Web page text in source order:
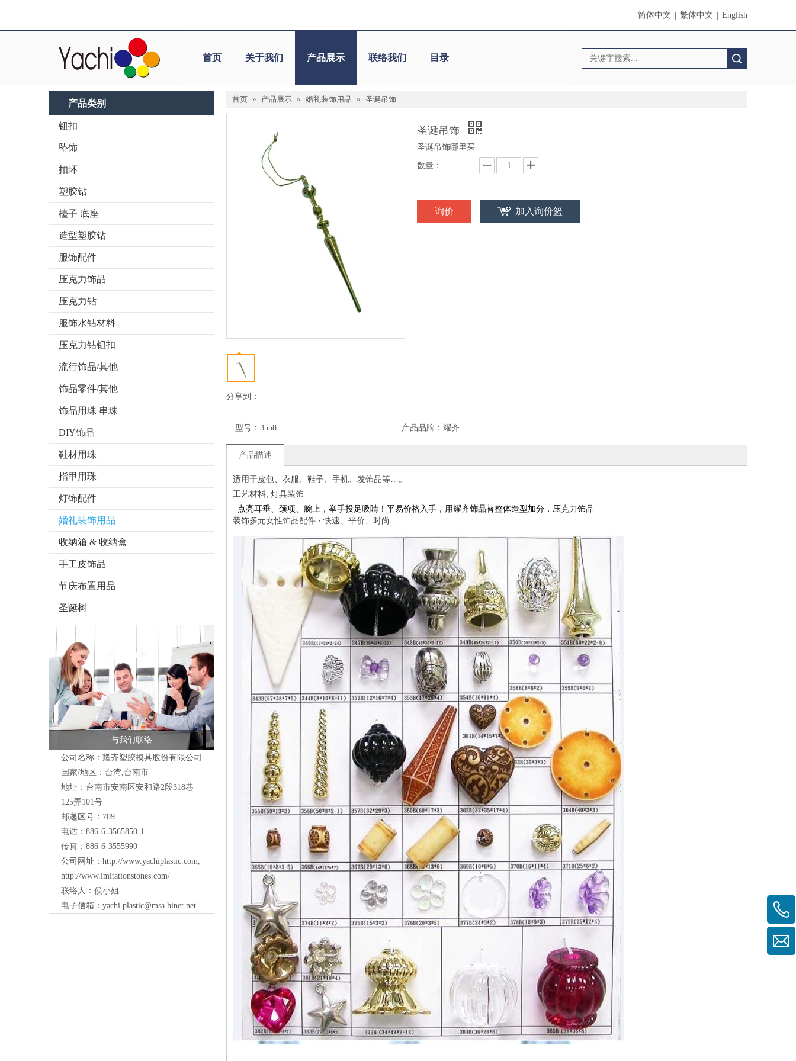
简体中文 繁体中文 English
首页 关于我们 产品展示 联络我们 目录
产品类别
钮扣
坠饰
扣环
塑胶钻
檯子 底座
造型塑胶钻
服饰配件
压克力饰品
压克力钻
服饰水钻材料
压克力钻钮扣
流行饰品/其他
饰品零件/其他
饰品用珠 串珠
DIY饰品
鞋材用珠
指甲用珠
灯饰配件
婚礼装饰用品
收纳箱 & 收纳盒
手工皮饰品
节庆布置用品
圣诞树
与我们联络
公司名称：耀齐塑胶模具股份有限公司
国家/地区：台湾,台南市
地址：台南市安南区安和路2段318巷
125弄101号
邮递区号：709
电话：886-6-3565850-1
传真：886-6-3555990
公司网址： http://www.yachiplastic.com,
http://www.imitationstones.com/
联络人：侯小姐
电子信箱： yachi.plastic@msa.hinet.net
首页 » 产品展示 » 婚礼装饰用品 » 圣诞吊饰
分享到：
圣诞吊饰
圣诞吊饰哪里买
数量：
询价 加入询价篮
型号： 3558 产品品牌： 耀齐
产品描述
适用于皮包、衣服、鞋子、手机、发饰品等…。
工艺材料, 灯具装饰
点亮耳垂、颈项、腕上，举手投足吸睛！平易价格入手，用耀齐饰品替整体造型加分，压克力饰品
装饰多元女性饰品配件‎ · 快速、平价、时尚